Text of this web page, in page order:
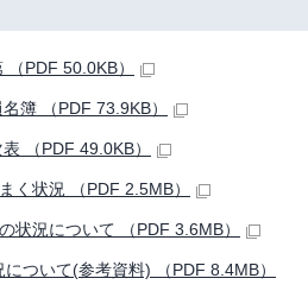
PDF 50.0KB）
簿 （PDF 73.9KB）
（PDF 49.0KB）
く状況 （PDF 2.5MB）
状況について （PDF 3.6MB）
ついて(参考資料) （PDF 8.4MB）